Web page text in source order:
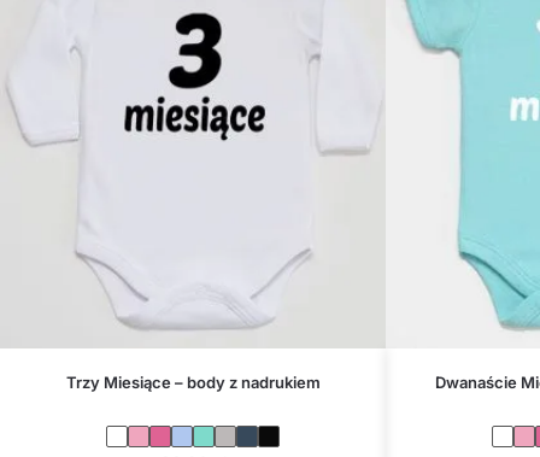
Trzy Miesiące – body z nadrukiem Dwanaście